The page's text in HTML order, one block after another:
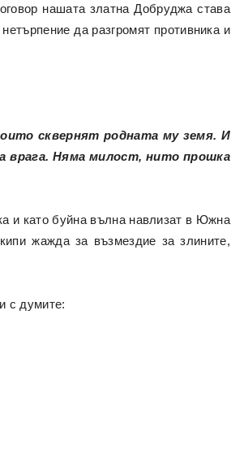
нашата златна Добруджа става
да разгромят противника и
сквернят родната му земя. И
врага. Няма милост, нито прошка
и като буйна вълна навлизат в Южна
жажда за възмездие за злините,
с думите: